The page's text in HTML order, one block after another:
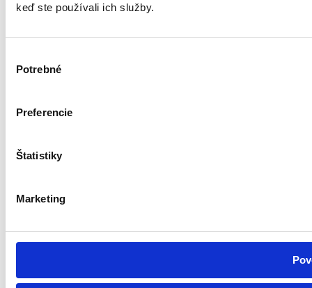
keď ste používali ich služby.
súhlasu
Potrebné
Preferencie
Štatistiky
Marketing